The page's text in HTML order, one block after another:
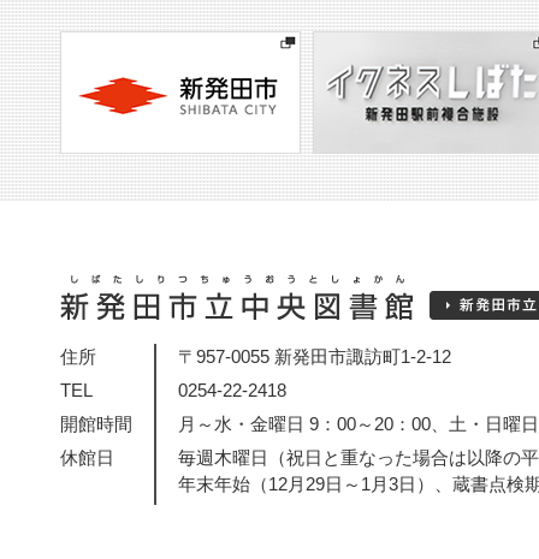
住所
〒957-0055 新発田市諏訪町1-2-12
TEL
0254-22-2418
開館時間
月～水・金曜日 9：00～20：00、土・日曜
休館日
毎週木曜日（祝日と重なった場合は以降の
年末年始（12月29日～1月3日）、蔵書点検